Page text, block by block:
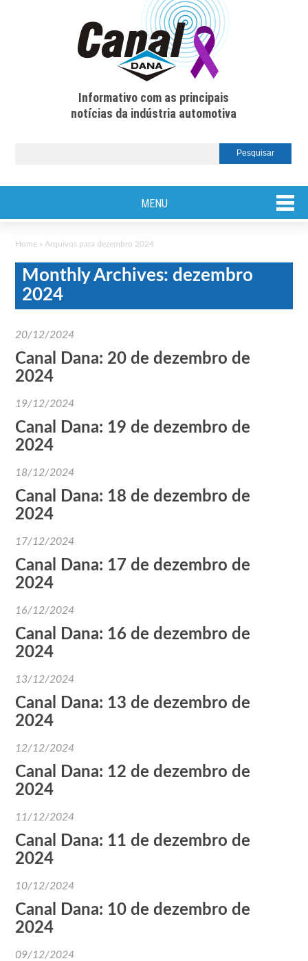
Informativo com as principais
notícias da indústria automotiva
MENU
Home » Arquivos para dezembro 2024
Monthly Archives: dezembro
2024
20/12/2024
Canal Dana: 20 de dezembro de
2024
19/12/2024
Canal Dana: 19 de dezembro de
2024
18/12/2024
Canal Dana: 18 de dezembro de
2024
17/12/2024
Canal Dana: 17 de dezembro de
2024
16/12/2024
Canal Dana: 16 de dezembro de
2024
13/12/2024
Canal Dana: 13 de dezembro de
2024
12/12/2024
Canal Dana: 12 de dezembro de
2024
11/12/2024
Canal Dana: 11 de dezembro de
2024
10/12/2024
Canal Dana: 10 de dezembro de
2024
09/12/2024